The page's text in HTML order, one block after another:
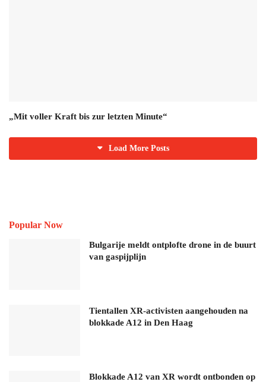
„Mit voller Kraft bis zur letzten Minute“
Load More Posts
Popular Now
Bulgarije meldt ontplofte drone in de buurt
van gaspijplijn
Tientallen XR-activisten aangehouden na
blokkade A12 in Den Haag
Blokkade A12 van XR wordt ontbonden op